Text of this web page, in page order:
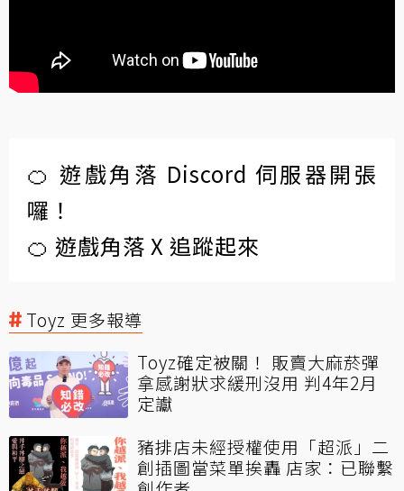
🍊 遊戲角落 Discord 伺服器開張
囉！
🍊 遊戲角落 X 追蹤起來
Toyz 更多報導
Toyz確定被關！ 販賣大麻菸彈
拿感謝狀求緩刑沒用 判4年2月
定讞
豬排店未經授權使用「超派」二
創插圖當菜單挨轟 店家：已聯繫